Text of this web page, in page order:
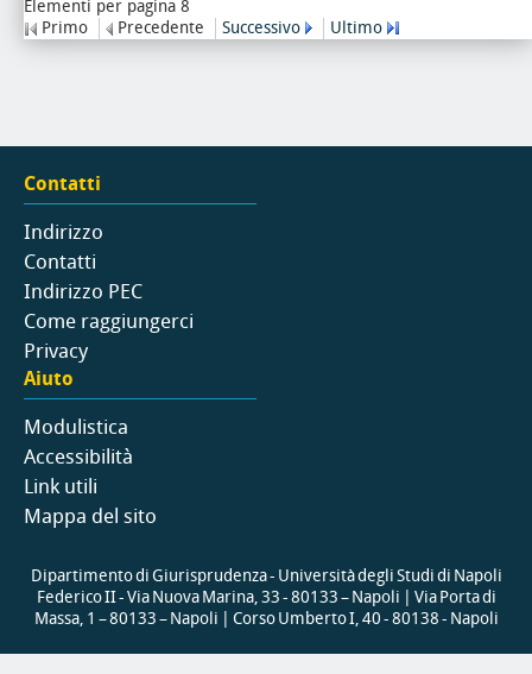
Elementi per pagina 8
Primo
Precedente Successivo Ultimo
Contatti
Indirizzo
Contatti
Indirizzo PEC
Come raggiungerci
Privacy
Aiuto
Modulistica
Accessibilità
Link utili
Mappa del sito
Dipartimento di Giurisprudenza - Università degli Studi di Napoli
Federico II - Via Nuova Marina, 33 - 80133 – Napoli | Via Porta di
Massa, 1 – 80133 – Napoli | Corso Umberto I, 40 - 80138 - Napoli